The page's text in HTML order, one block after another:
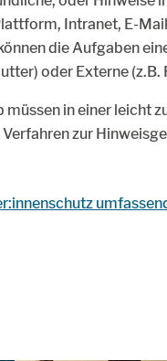
Intranet, E-
die Aufgaben
oder Externe
in einer leicht
zur